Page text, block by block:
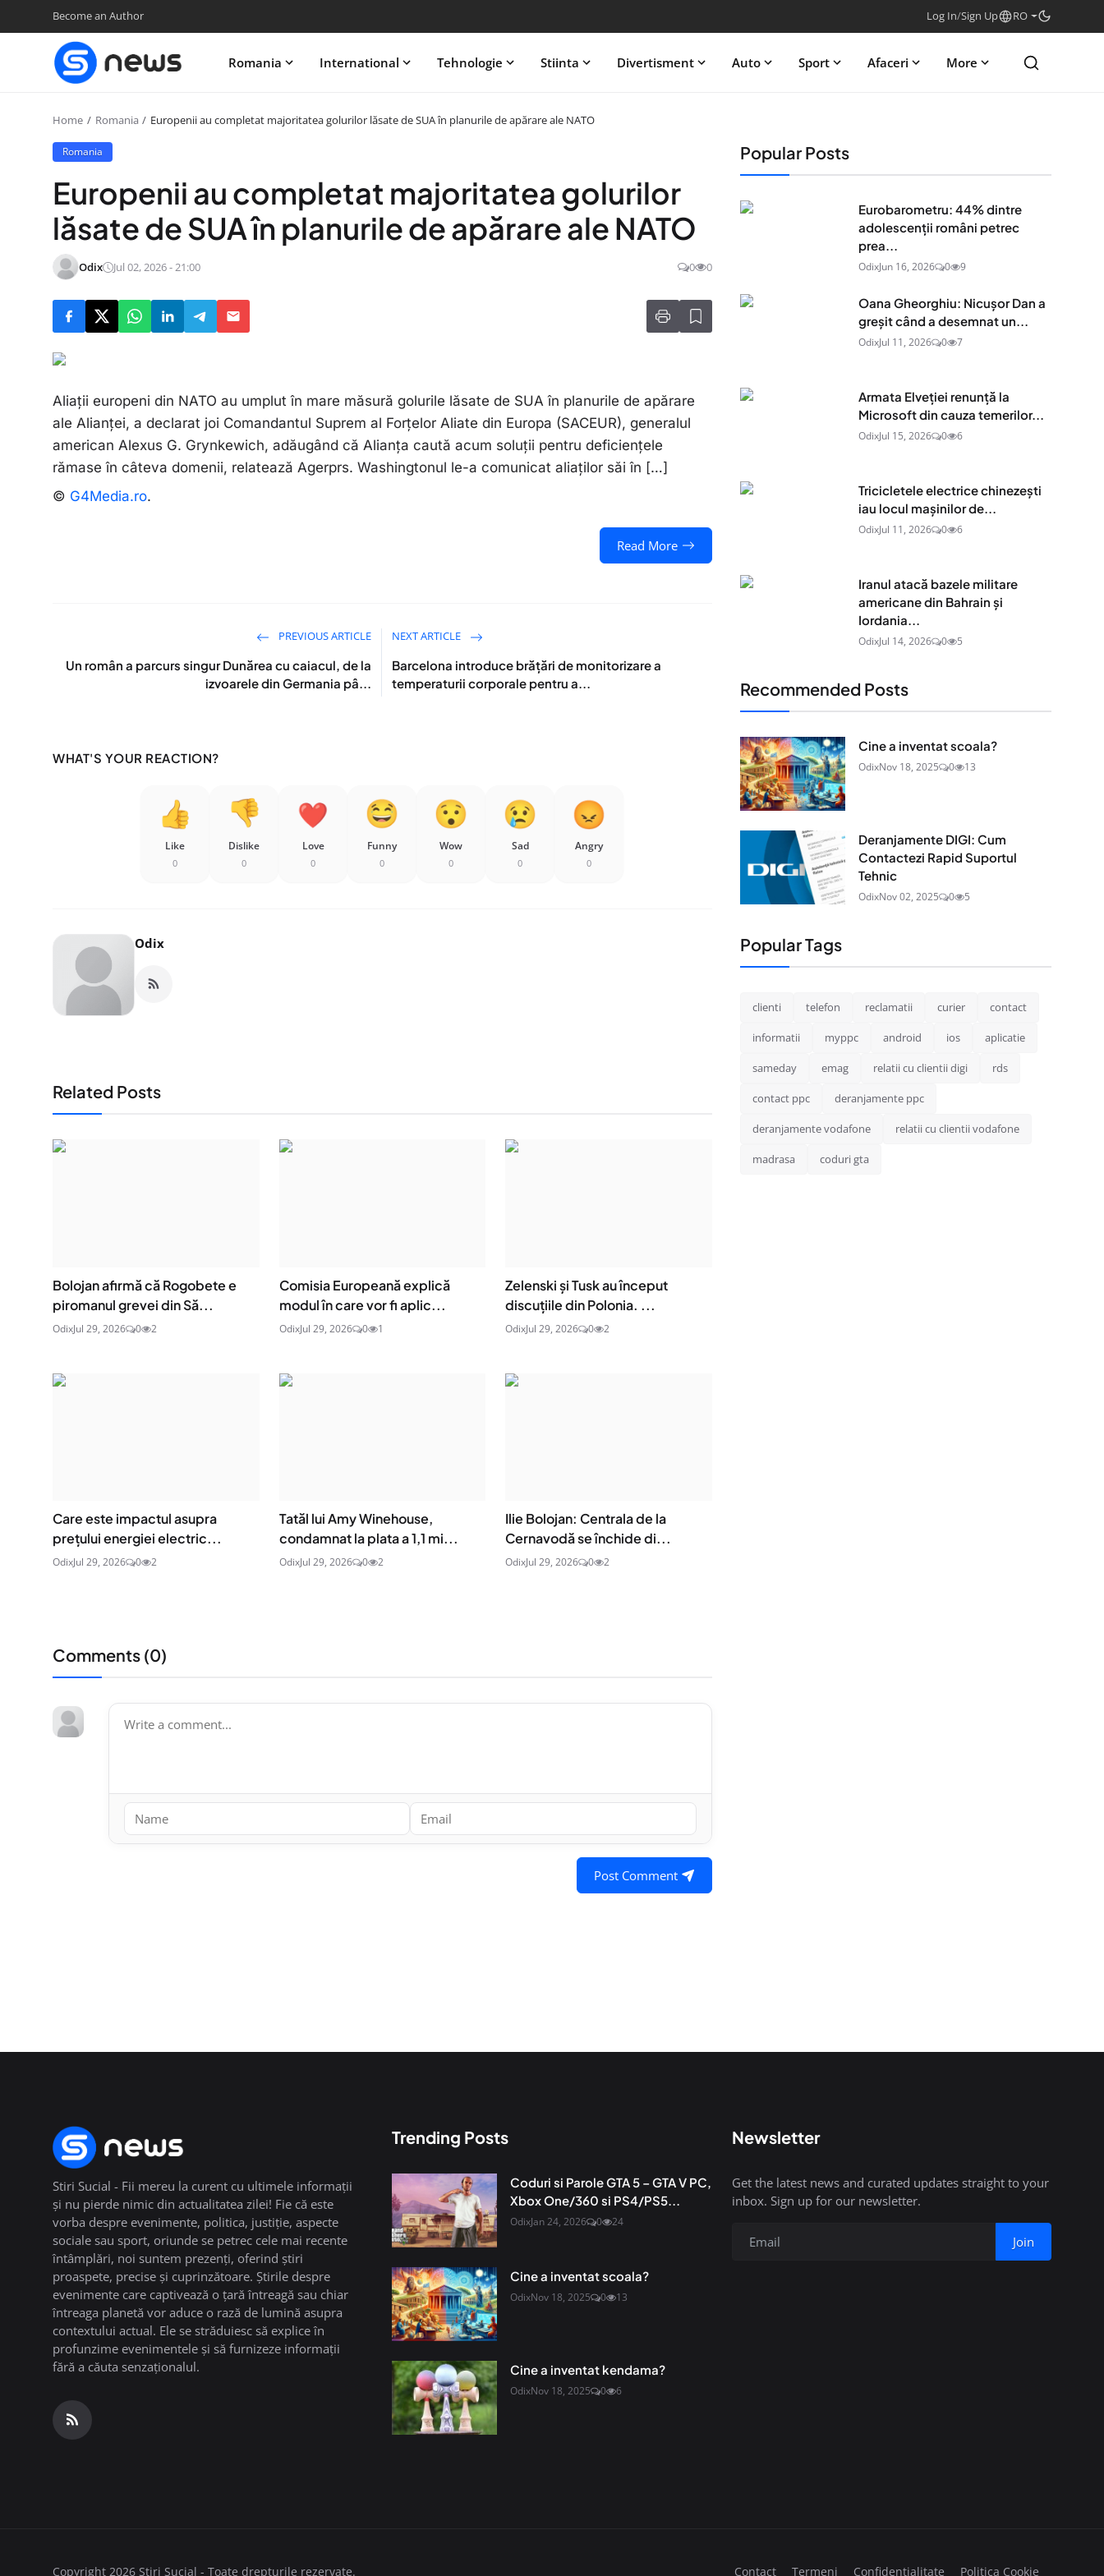
Become an Author Log In/Sign Up RO
Romania International Tehnologie Stiinta Divertisment Auto Sport Afaceri More
Home Romania Europenii au completat majoritatea golurilor lăsate de SUA în planurile de apărare ale NATO
Romania
Europenii au completat majoritatea golurilor
lăsate de SUA în planurile de apărare ale NATO
Odix Jul 02, 2026 - 21:00 0 0
Aliaţii europeni din NATO au umplut în mare măsură golurile lăsate de SUA în planurile de apărare
ale Alianţei, a declarat joi Comandantul Suprem al Forţelor Aliate din Europa (SACEUR), generalul
american Alexus G. Grynkewich, adăugând că Alianţa caută acum soluţii pentru deficienţele
rămase în câteva domenii, relatează Agerprs. Washingtonul le-a comunicat aliaţilor săi în […]
© G4Media.ro.
Read More
PREVIOUS ARTICLE
Un român a parcurs singur Dunărea cu caiacul, de la
izvoarele din Germania pâ...
NEXT ARTICLE
Barcelona introduce brăţări de monitorizare a
temperaturii corporale pentru a...
WHAT'S YOUR REACTION?
Like
0
Dislike
0
Love
0
Funny
0
Wow
0
Sad
0
Angry
0
Odix
Related Posts
Bolojan afirmă că Rogobete e
piromanul grevei din Să...
OdixJul 29, 2026 0 2
Comisia Europeană explică
modul în care vor fi aplic...
OdixJul 29, 2026 0 1
Zelenski și Tusk au început
discuțiile din Polonia. ...
OdixJul 29, 2026 0 2
Care este impactul asupra
prețului energiei electric...
OdixJul 29, 2026 0 2
Tatăl lui Amy Winehouse,
condamnat la plata a 1,1 mi...
OdixJul 29, 2026 0 2
Ilie Bolojan: Centrala de la
Cernavodă se închide di...
OdixJul 29, 2026 0 2
Comments (0)
Post Comment
Popular Posts
Eurobarometru: 44% dintre
adolescenţii români petrec
prea...
OdixJun 16, 2026 0 9
Oana Gheorghiu: Nicușor Dan a
greșit când a desemnat un...
OdixJul 11, 2026 0 7
Armata Elveției renunță la
Microsoft din cauza temerilor...
OdixJul 15, 2026 0 6
Tricicletele electrice chinezești
iau locul mașinilor de...
OdixJul 11, 2026 0 6
Iranul atacă bazele militare
americane din Bahrain și
Iordania...
OdixJul 14, 2026 0 5
Recommended Posts
Cine a inventat scoala?
OdixNov 18, 2025 0 13
Deranjamente DIGI: Cum
Contactezi Rapid Suportul
Tehnic
OdixNov 02, 2025 0 5
Popular Tags
clienti telefon reclamatii curier contact
informatii myppc android ios aplicatie
sameday emag relatii cu clientii digi rds
contact ppc deranjamente ppc
deranjamente vodafone relatii cu clientii vodafone
madrasa coduri gta
Stiri Sucial - Fii mereu la curent cu ultimele informații
și nu pierde nimic din actualitatea zilei! Fie că este
vorba despre evenimente, politica, justiție, aspecte
sociale sau sport, oriunde se petrec cele mai recente
întâmplări, noi suntem prezenți, oferind știri
proaspete, precise și cuprinzătoare. Știrile despre
evenimente care captivează o țară întreagă sau chiar
întreaga planetă vor aduce o rază de lumină asupra
contextului actual. Ele se străduiesc să explice în
profunzime evenimentele și să furnizeze informații
fără a căuta senzaționalul.
Trending Posts
Coduri si Parole GTA 5 – GTA V PC,
Xbox One/360 si PS4/PS5...
OdixJan 24, 2026 0 24
Cine a inventat scoala?
OdixNov 18, 2025 0 13
Cine a inventat kendama?
OdixNov 18, 2025 0 6
Newsletter
Get the latest news and curated updates straight to your
inbox. Sign up for our newsletter.
Join
Copyright 2026 Stiri Sucial - Toate drepturile rezervate. Contact Termeni Confidențialitate Politica Cookie